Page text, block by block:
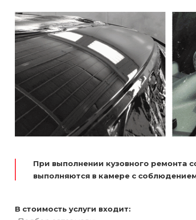
При выполнении кузовного ремонта
выполняются в камере с
В стоимость услуги входит: